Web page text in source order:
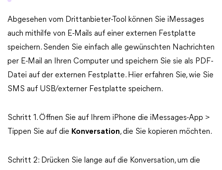
Abgesehen vom Drittanbieter-Tool können Sie iMessages
auch mithilfe von E-Mails auf einer externen Festplatte
speichern. Senden Sie einfach alle gewünschten Nachrichten
per E-Mail an Ihren Computer und speichern Sie sie als PDF-
Datei auf der externen Festplatte. Hier erfahren Sie, wie Sie
SMS auf USB/externer Festplatte speichern.
Schritt 1. Öffnen Sie auf Ihrem iPhone die iMessages-App >
Tippen Sie auf die Konversation, die Sie kopieren möchten.
Schritt 2: Drücken Sie lange auf die Konversation, um die